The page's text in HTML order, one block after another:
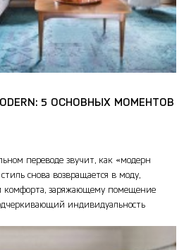
5 ОСНОВНЫХ МОМЕНТОВ
переводе звучит, как «модерн
снова возвращается в моду,
комфорта, заряжающему помещение
индивидуальность